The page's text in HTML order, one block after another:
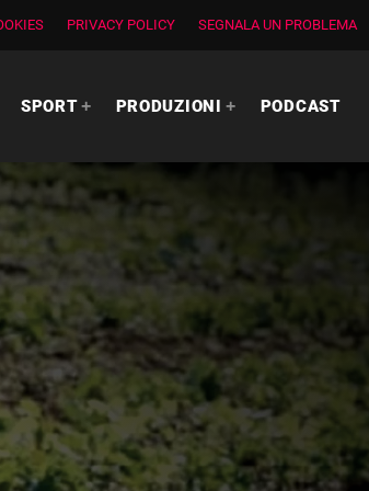
PRIVACY POLICY SEGNALA UN PROBLEMA
SPORT PRODUZIONI PODCAST